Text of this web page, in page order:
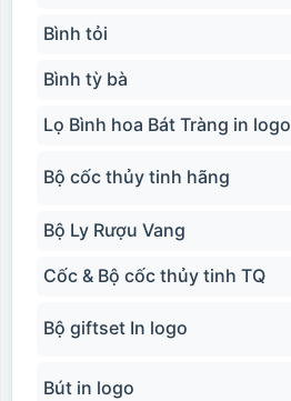
Bình tỏi
Bình tỳ bà
Lọ Bình hoa Bát Tràng in logo
Bộ cốc thủy tinh hãng
Bộ Ly Rượu Vang
Cốc & Bộ cốc thủy tinh TQ
Bộ giftset In logo
Bút in logo